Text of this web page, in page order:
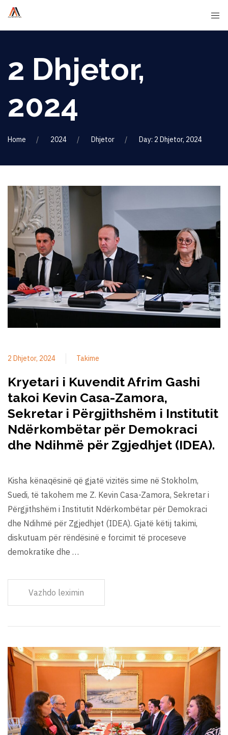
2 Dhjetor,
2024
Home 2024 Dhjetor Day: 2 Dhjetor, 2024
2 Dhjetor, 2024 Takime
Kryetari i Kuvendit Afrim Gashi
takoi Kevin Casa-Zamora,
Sekretar i Përgjithshëm i Institutit
Ndërkombëtar për Demokraci
dhe Ndihmë për Zgjedhjet (IDEA).
Kisha kënaqësinë që gjatë vizitës sime në Stokholm,
Suedi, të takohem me Z. Kevin Casa-Zamora, Sekretar i
Përgjithshëm i Institutit Ndërkombëtar për Demokraci
dhe Ndihmë për Zgjedhjet (IDEA). Gjatë këtij takimi,
diskutuam për rëndësinë e forcimit të proceseve
demokratike dhe …
Vazhdo leximin